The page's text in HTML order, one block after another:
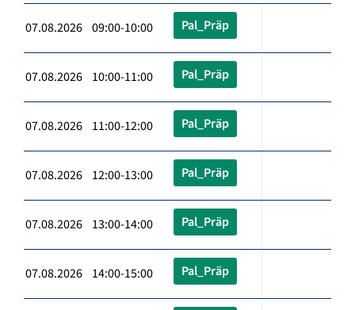
07.08.2026 09:00-10:00 Pal_Präp
07.08.2026 10:00-11:00 Pal_Präp
07.08.2026 11:00-12:00 Pal_Präp
07.08.2026 12:00-13:00 Pal_Präp
07.08.2026 13:00-14:00 Pal_Präp
07.08.2026 14:00-15:00 Pal_Präp